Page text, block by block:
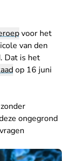
voor het
van den
- U verlaat
. Dat is het
op 16 juni
ongegrond